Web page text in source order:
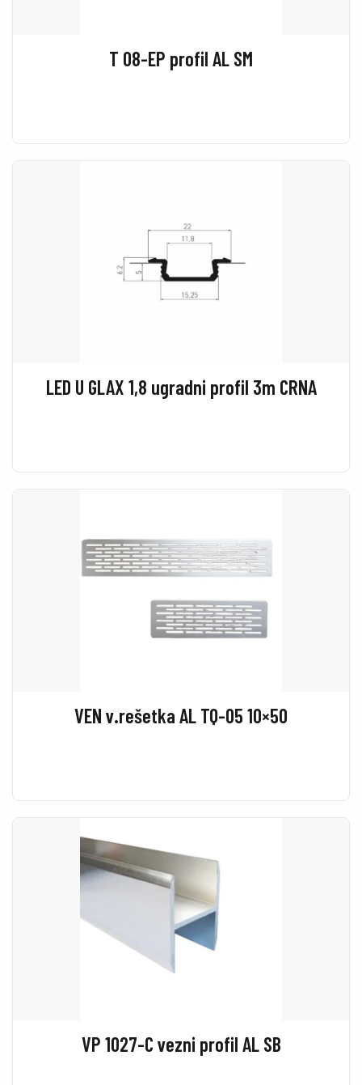
T 08-EP profil AL SM
LED U GLAX 1,8 ugradni profil 3m CRNA
VEN v.rešetka AL TQ-05 10×50
VP 1027-C vezni profil AL SB